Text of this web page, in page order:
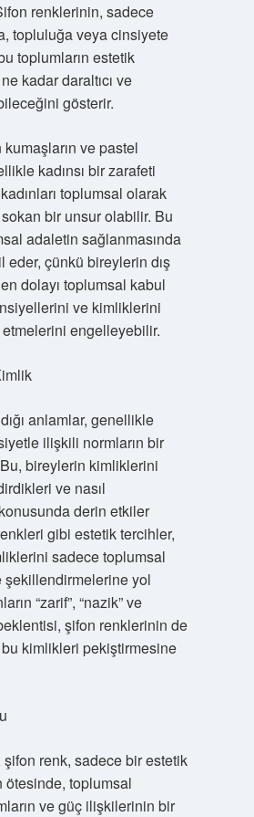
renklerinin, sadece
topluluğa veya cinsiyete
toplumların estetik
kadar daraltıcı ve
gösterir.
ve pastel
kadınsı bir zarafeti
toplumsal olarak
bir unsur olabilir. Bu
adaletin sağlanmasında
eder, çünkü bireylerin dış
dolayı toplumsal kabul
ve kimliklerini
engelleyebilir.
anlamlar, genellikle
ilişkili normların bir
Bu, bireylerin kimliklerini
ve nasıl
konusunda derin etkiler
gibi estetik tercihler,
sadece toplumsal
şekillendirmelerine yol
“zarif”, “nazik” ve
şifon renklerinin de
kimlikleri pekiştirmesine
renk, sadece bir estetik
ötesinde, toplumsal
ve güç ilişkilerinin bir